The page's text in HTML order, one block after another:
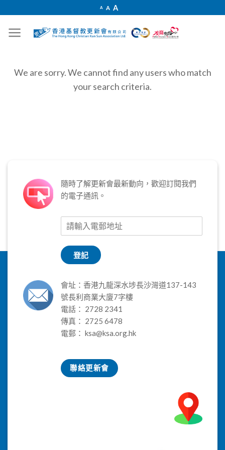
to
content
ADecrease
size.
AReset
AIncrease
font
size.
We are sorry. We cannot find any users who match
your search criteria.
隨時了解更新會最新動向，歡迎訂閱我們
的電子通訊。
登記
會址：香港九龍深水埗長沙灣道137-143
號長利商業大廈7字樓
電話： 2728 2341
傳真： 2725 6478
電郵： ksa@ksa.org.hk
聯絡更新會